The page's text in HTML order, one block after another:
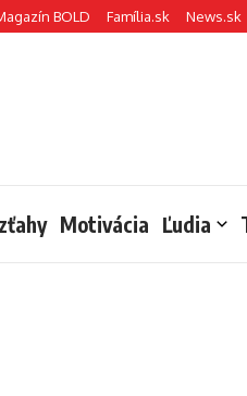
BOLD Família.sk News.sk
Motivácia Ľudia